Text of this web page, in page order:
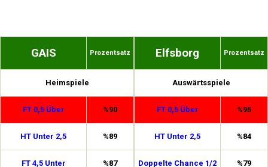
GAIS Prozentsatz
Heimspiele
FT 0,5 Über %90
HT Unter 2,5 %89
FT 4,5 Unter %87
Elfsborg Prozentsatz
Auswärtsspiele
FT 0,5 Über %95
HT Unter 2,5 %84
Doppelte Chance 1/2 %79